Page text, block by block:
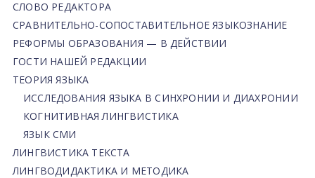
СЛОВО РЕДАКТОРА
СРАВНИТЕЛЬНО-СОПОСТАВИТЕЛЬНОЕ ЯЗЫКОЗНАНИЕ
РЕФОРМЫ ОБРАЗОВАНИЯ — В ДЕЙСТВИИ
ГОСТИ НАШЕЙ РЕДАКЦИИ
ТЕОРИЯ ЯЗЫКА
ИССЛЕДОВАНИЯ ЯЗЫКА В СИНХРОНИИ И ДИАХРОНИИ
КОГНИТИВНАЯ ЛИНГВИСТИКА
ЯЗЫК СМИ
ЛИНГВИСТИКА ТЕКСТА
ЛИНГВОДИДАКТИКА И МЕТОДИКА